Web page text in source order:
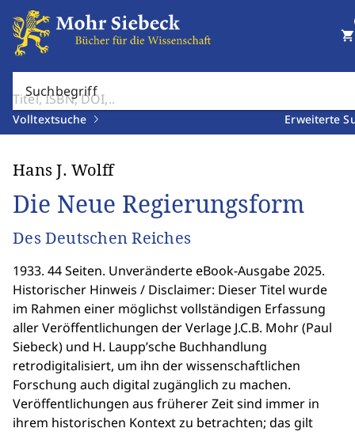
Suchbegriff
Volltextsuche Erweiterte
shopping_cart
Hans J. Wolff
Die Neue Regierungsform
Des Deutschen Reiches
1933. 44 Seiten. Unveränderte eBook-Ausgabe 2025.
Historischer Hinweis / Disclaimer: Dieser Titel wurde
im Rahmen einer möglichst vollständigen Erfassung
aller Veröffentlichungen der Verlage J.C.B. Mohr (Paul
Siebeck) und H. Laupp’sche Buchhandlung
retrodigitalisiert, um ihn der wissenschaftlichen
Forschung auch digital zugänglich zu machen.
Veröffentlichungen aus früherer Zeit sind immer in
ihrem historischen Kontext zu betrachten; das gilt